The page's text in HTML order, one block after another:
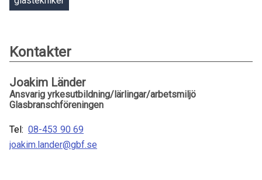
Kontakter
Joakim Länder
Ansvarig yrkesutbildning/lärlingar/arbetsmiljö
Glasbranschföreningen
Tel: 08-453 90 69
joakim.lander@gbf.se